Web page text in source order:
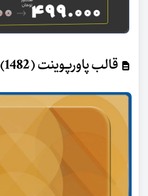
قالب پاورپوینت (1482)